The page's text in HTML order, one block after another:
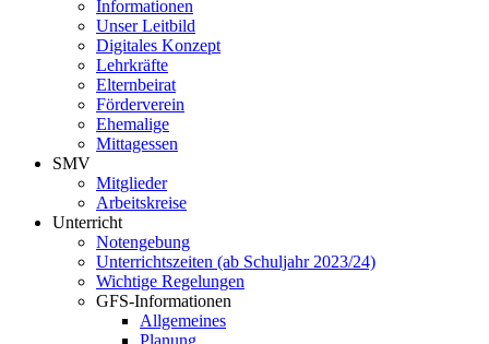
Informationen
Unser Leitbild
Digitales Konzept
Lehrkräfte
Elternbeirat
Förderverein
Ehemalige
Mittagessen
SMV
Mitglieder
Arbeitskreise
Unterricht
Notengebung
Unterrichtszeiten (ab Schuljahr 2023/24)
Wichtige Regelungen
GFS-Informationen
Allgemeines
Planung